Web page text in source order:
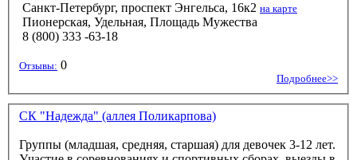
Санкт-Петербург, проспект Энгельса, 16к2 на карте
Пионерская, Удельная, Площадь Мужества
8 (800) 333 -63-18
Отзывы: 0
Подробнее>>
СК "Надежда" (аллея Поликарпова)
Группы (младшая, средняя, старшая) для девочек 3-12 лет.